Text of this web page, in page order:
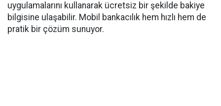
uygulamalarını kullanarak ücretsiz bir şekilde bakiye
bilgisine ulaşabilir. Mobil bankacılık hem hızlı hem de
pratik bir çözüm sunuyor.